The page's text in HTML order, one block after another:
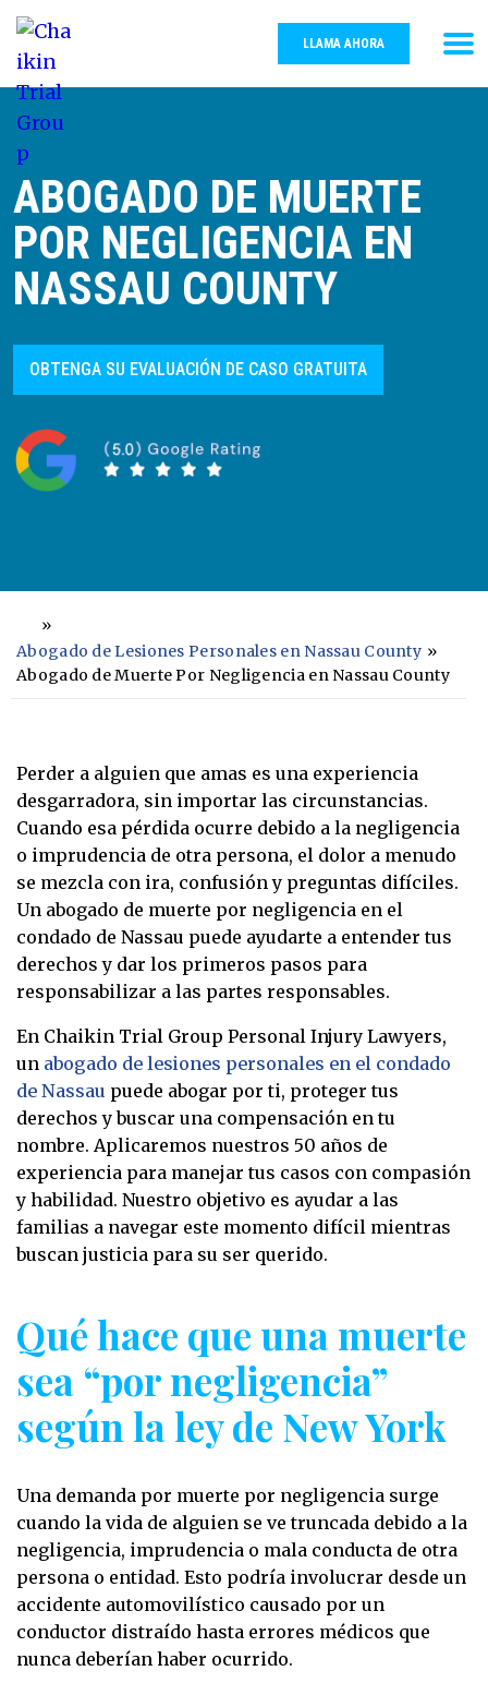
LLAMA AHORA
ABOGADO DE MUERTE
POR NEGLIGENCIA EN
NASSAU COUNTY
OBTENGA SU EVALUACIÓN DE CASO GRATUITA
ici
o
»
Abogado de Lesiones Personales en Nassau County »
Abogado de Muerte Por Negligencia en Nassau County
Perder a alguien que amas es una experiencia
desgarradora, sin importar las circunstancias.
Cuando esa pérdida ocurre debido a la negligencia
o imprudencia de otra persona, el dolor a menudo
se mezcla con ira, confusión y preguntas difíciles.
Un abogado de muerte por negligencia en el
condado de Nassau puede ayudarte a entender tus
derechos y dar los primeros pasos para
responsabilizar a las partes responsables.
En Chaikin Trial Group Personal Injury Lawyers,
un abogado de lesiones personales en el condado
de Nassau puede abogar por ti, proteger tus
derechos y buscar una compensación en tu
nombre. Aplicaremos nuestros 50 años de
experiencia para manejar tus casos con compasión
y habilidad. Nuestro objetivo es ayudar a las
familias a navegar este momento difícil mientras
buscan justicia para su ser querido.
Qué hace que una muerte
sea “por negligencia”
según la ley de New York
Una demanda por muerte por negligencia surge
cuando la vida de alguien se ve truncada debido a la
negligencia, imprudencia o mala conducta de otra
persona o entidad. Esto podría involucrar desde un
accidente automovilístico causado por un
conductor distraído hasta errores médicos que
nunca deberían haber ocurrido.